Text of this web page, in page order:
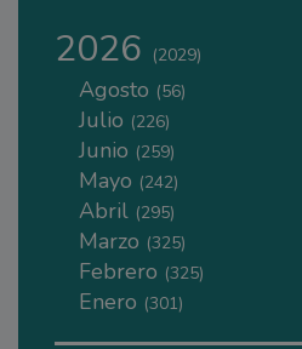
2026 (2029)
Agosto (56)
Julio (226)
Junio (259)
Mayo (242)
Abril (295)
Marzo (325)
Febrero (325)
Enero (301)